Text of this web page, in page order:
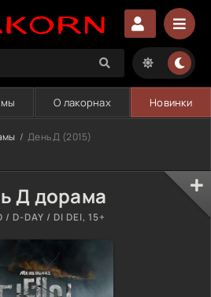
О лакорнах Новинки
День Д (2015)
Д дорама
D-DAY / DI DEI, 15+